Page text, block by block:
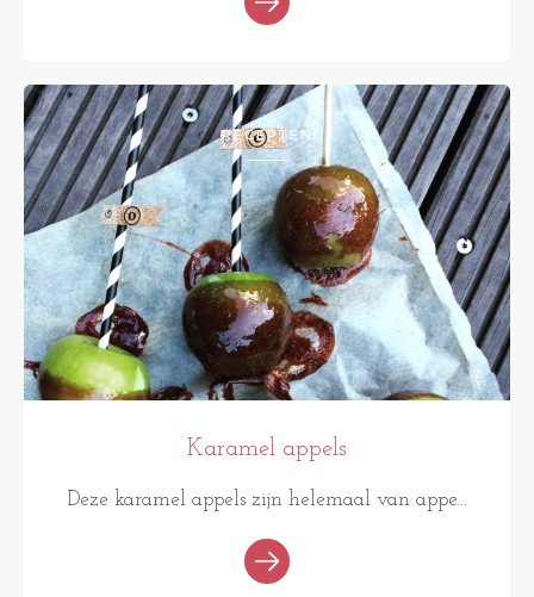
RECEPTEN
Karamel appels
Deze karamel appels zijn helemaal van appe...